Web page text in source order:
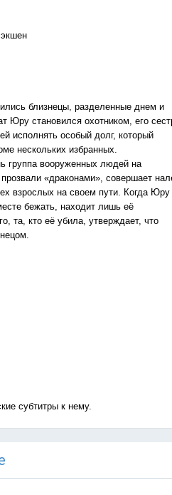
близнецы, разделенные днем и
Юру становился охотником, его
исполнять особый долг, который
нескольких избранных.
группа вооруженных людей на
«драконами», совершает
взрослых на своем пути. Когда Юру
бежать, находит лишь её
та, кто её убила, утверждает, что
субтитры к нему.